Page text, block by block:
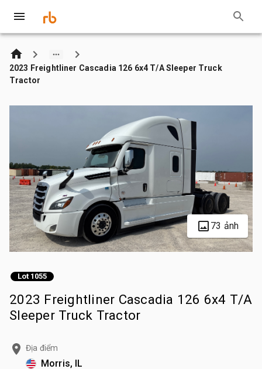
2023 Freightliner Cascadia 126 6x4 T/A Sleeper Truck
Tractor
73 ảnh
Lot 1055
2023 Freightliner Cascadia 126 6x4 T/A
Sleeper Truck Tractor
Địa điểm
Morris, IL